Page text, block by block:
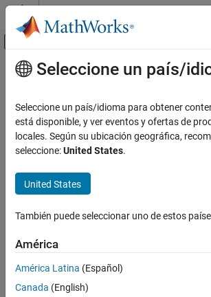
Saltar al contenido
Mostrar/ocultar menú de
Recurso
Contenido principal
Seleccione un país/
Seleccione un país/idioma para obtener
está disponible, y ver eventos y ofertas de
locales. Según su ubicación geográfica,
seleccione:United States.
United States
También puede seleccionar uno de estos
América
América Latina (Español)
Canada (English)